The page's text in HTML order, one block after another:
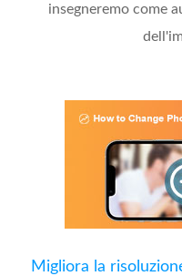
insegneremo come
Migliora la